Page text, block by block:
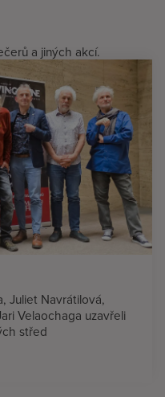
a jiných akcí.
Juliet Navrátilová,
Velaochaga uzavřeli
střed